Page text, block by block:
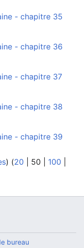
- chapitre 35
- chapitre 36
- chapitre 37
- chapitre 38
- chapitre 39
) (20 50 100
bureau